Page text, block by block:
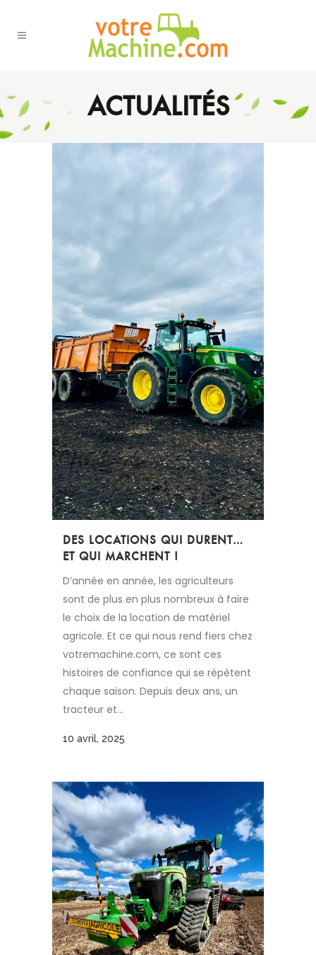
ACTUALITÉS
DES LOCATIONS QUI DURENT…
ET QUI MARCHENT !
D’année en année, les agriculteurs
sont de plus en plus nombreux à faire
le choix de la location de matériel
agricole. Et ce qui nous rend fiers chez
votremachine.com, ce sont ces
histoires de confiance qui se répètent
chaque saison. Depuis deux ans, un
tracteur et...
10 avril, 2025